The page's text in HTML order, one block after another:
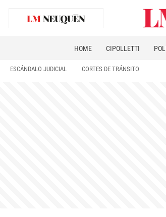
HOME CIPOLLETTI
ESCÁNDALO JUDICIAL CORTES DE TRÁNSITO